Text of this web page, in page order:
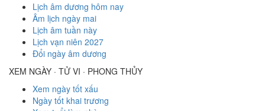
Lịch âm dương hôm nay
Âm lịch ngày mai
Lịch âm tuần này
Lịch vạn niên 2027
Đổi ngày âm dương
XEM NGÀY · TỬ VI · PHONG THỦY
Xem ngày tốt xấu
Ngày tốt khai trương